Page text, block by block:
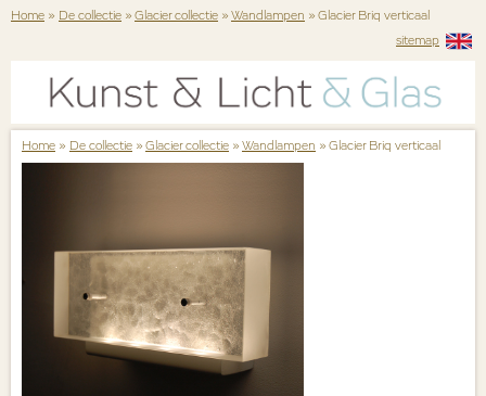
Home » De collectie » Glacier collectie » Wandlampen » Glacier Briq verticaal
sitemap
Home » De collectie » Glacier collectie » Wandlampen » Glacier Briq verticaal